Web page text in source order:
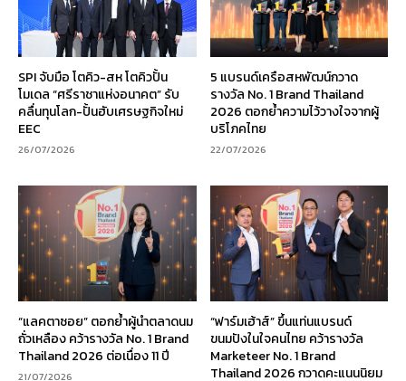
SPI จับมือ โตคิว-สห โตคิวปั้น
โมเดล “ศรีราชาแห่งอนาคต” รับ
คลื่นทุนโลก-ปั้นฮับเศรษฐกิจใหม่
EEC
26/07/2026
5 แบรนด์เครือสหพัฒน์กวาด
รางวัล No. 1 Brand Thailand
2026 ตอกย้ำความไว้วางใจจากผู้
บริโภคไทย
22/07/2026
“แลคตาซอย” ตอกย้ำผู้นำตลาดนม
ถั่วเหลือง คว้ารางวัล No. 1 Brand
Thailand 2026 ต่อเนื่อง 11 ปี
21/07/2026
“ฟาร์มเฮ้าส์” ขึ้นแท่นแบรนด์
ขนมปังในใจคนไทย คว้ารางวัล
Marketeer No. 1 Brand
Thailand 2026 กวาดคะแนนนิยม